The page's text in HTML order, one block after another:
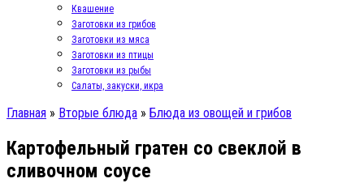
Квашение
Заготовки из грибов
Заготовки из мяса
Заготовки из птицы
Заготовки из рыбы
Салаты, закуски, икра
Главная » Вторые блюда » Блюда из овощей и грибов
Картофельный гратен со свеклой в
сливочном соусе